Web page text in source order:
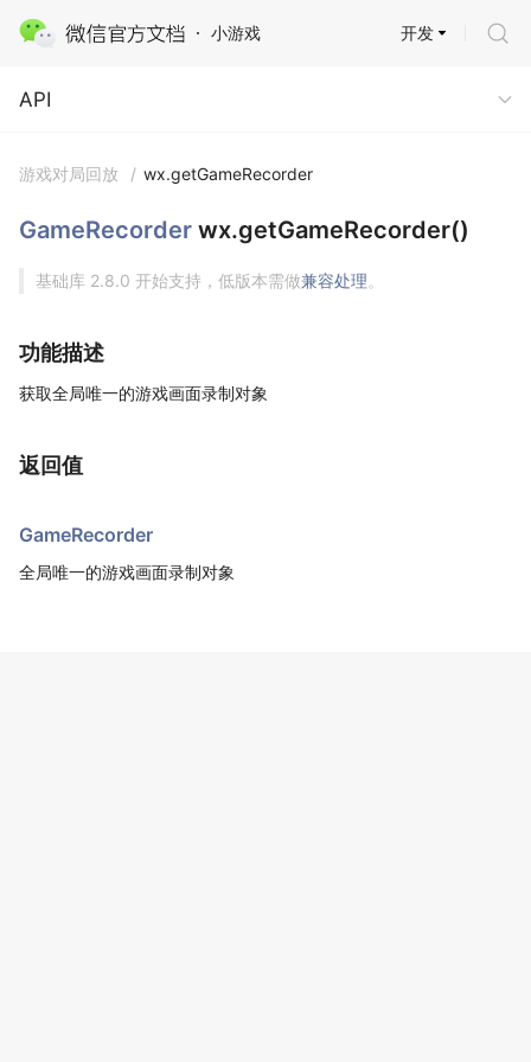
小游戏
API
开发
API
游戏对局回放 / wx.getGameRecorder
GameRecorder wx.getGameRecorder()
基础库 2.8.0 开始支持，低版本需做兼容处理。
功能描述
获取全局唯一的游戏画面录制对象
返回值
GameRecorder
全局唯一的游戏画面录制对象